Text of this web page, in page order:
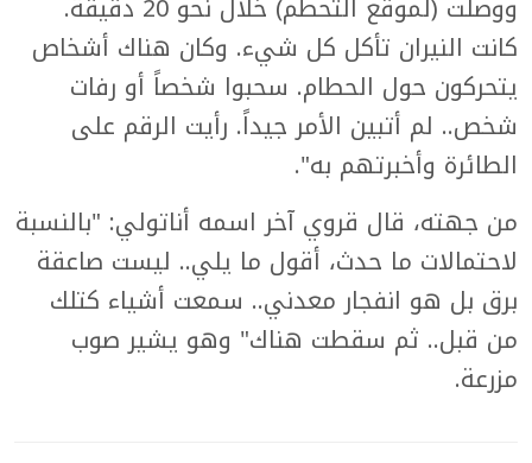
كانت النيران تأكل كل شيء. وكان هناك أشخاص
يتحركون حول الحطام. سحبوا شخصاً أو رفات
شخص.. لم أتبين الأمر جيداً. رأيت الرقم على
الطائرة وأخبرتهم به".
من جهته، قال قروي آخر اسمه أناتولي: "بالنسبة
لاحتمالات ما حدث، أقول ما يلي.. ليست صاعقة
برق بل هو انفجار معدني.. سمعت أشياء كتلك
من قبل.. ثم سقطت هناك" وهو يشير صوب
مزرعة.